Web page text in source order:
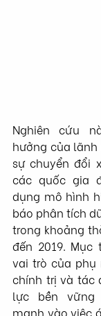
Nghiên cứu
hưởng của
sự chuyển đổi
các quốc gia
dụng mô hình
báo phân tích
trong khoảng
đến 2019.
vai trò của phụ
chính trị và tác
lực bền vững
mạnh vào việc